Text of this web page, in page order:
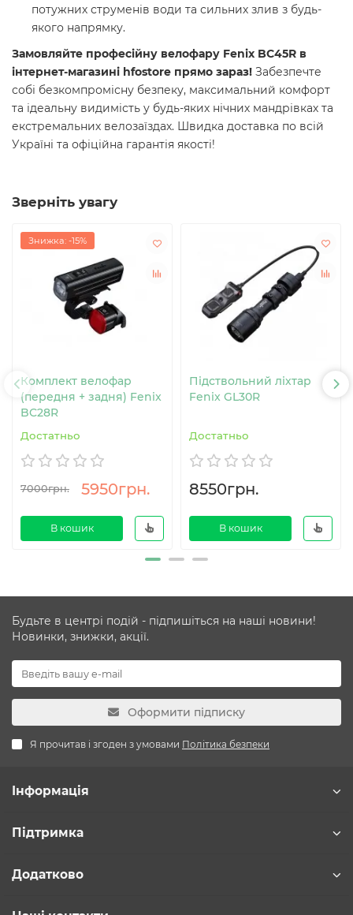
потужних струменів води та сильних злив з будь-
якого напрямку.
Замовляйте професійну велофару Fenix BC45R в
інтернет-магазині hfostore прямо зараз! Забезпечте
собі безкомпромісну безпеку, максимальний комфорт
та ідеальну видимість у будь-яких нічних мандрівках та
екстремальних велозаїздах. Швидка доставка по всій
Україні та офіційна гарантія якості!
Зверніть увагу
Знижка: -15%
Комплект велофар
(передня + задня) Fenix
BC28R
Достатньо
7000грн. 5950грн.
В кошик
Підствольний ліхтар
Fenix GL30R
Достатньо
8550грн.
В кошик
Будьте в центрі подій - підпишіться на наші новини!
Новинки, знижки, акції.
Оформити підписку
Я прочитав і згоден з умовами Політика безпеки
Інформація
Підтримка
Додатково